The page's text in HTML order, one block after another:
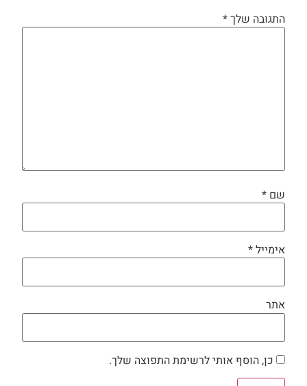
התגובה שלך*
שם *
אימייל*
אתר
כן, הוסף אותי לרשימת התפוצה שלך.